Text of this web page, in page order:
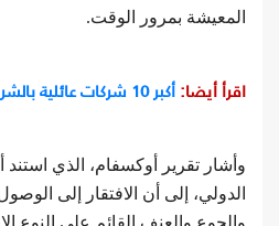
المعيشة بمرور الوقت.
اقرأ أيضا: أكبر 10 شركات عائلية بالشرق الأوسط.. تعرف عليها
وأشار تقرير أوكسفام، الذي استند
الدولي، إلى أن الافتقار إلى
والجوع والعنف القائم على النوع